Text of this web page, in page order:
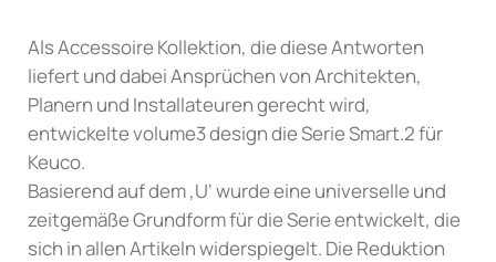
Als Accessoire Kollektion, die diese Antworten
liefert und dabei Ansprüchen von Architekten,
Planern und Installateuren gerecht wird,
entwickelte volume3 design die Serie Smart.2 für
Keuco.
Basierend auf dem ‚U‘ wurde eine universelle und
zeitgemäße Grundform für die Serie entwickelt, die
sich in allen Artikeln widerspiegelt. Die Reduktion